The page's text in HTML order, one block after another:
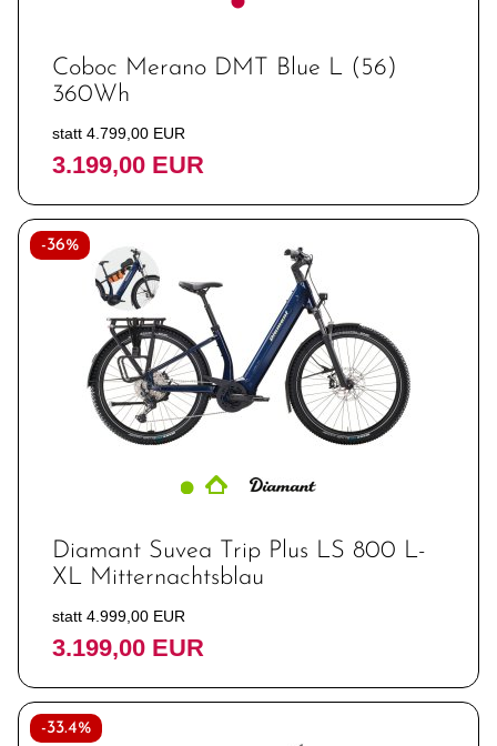
Coboc Merano DMT Blue L (56)
360Wh
statt 4.799,00 EUR
3.199,00 EUR
-36%
Diamant Suvea Trip Plus LS 800 L-
XL Mitternachtsblau
statt 4.999,00 EUR
3.199,00 EUR
-33.4%